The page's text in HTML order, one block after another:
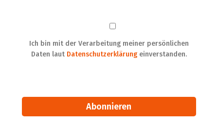
Ich bin mit der Verarbeitung meiner persönlichen
Daten laut Datenschutzerklärungeinverstanden.